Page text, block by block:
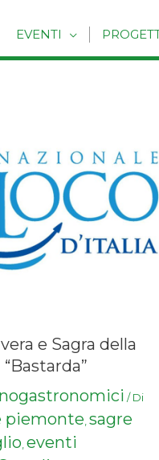
EVENTI
e Sagra della
/ Di
piemonte,sagre
,eventi